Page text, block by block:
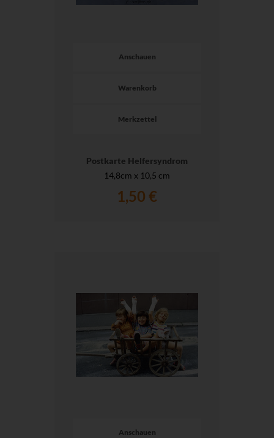
Anschauen
Warenkorb
Merkzettel
Postkarte Helfersyndrom
14,8cm x 10,5 cm
1,50 €
Anschauen